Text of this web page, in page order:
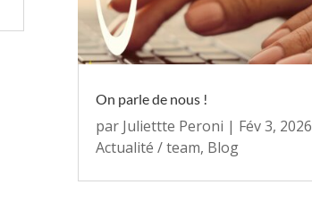
On parle de nous !
par Juliettte Peroni | Fév 3, 2026
Actualité / team, Blog